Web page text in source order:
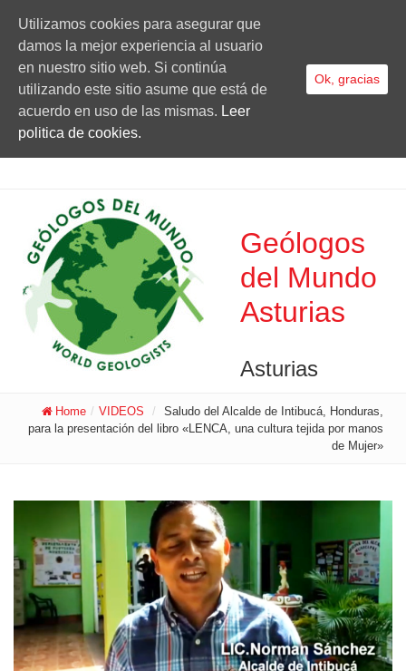
Geólogos
del Mundo
Asturias
Asturias
Home / VIDEOS /
Saludo del Alcalde de Intibucá, Honduras,
para la presentación del libro «LENCA, una cultura tejida por manos
de Mujer»
Utilizamos cookies para asegurar que
damos la mejor experiencia al usuario
en nuestro sitio web. Si continúa
utilizando este sitio asume que está de
acuerdo en uso de las mismas. Leer
politica de cookies.
Ok, gracias